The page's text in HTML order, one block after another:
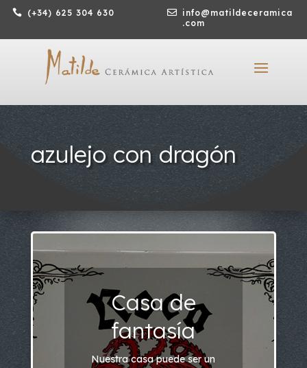
 (+34) 625 304 630 
info@matildeceramica
.com
azulejo con dragón
Casa de
fantasía
Nuestra casa puede ser un